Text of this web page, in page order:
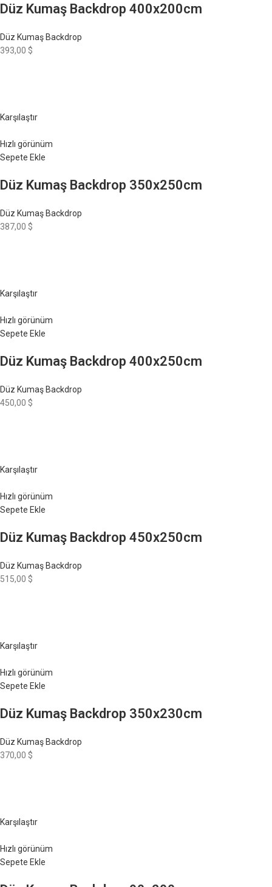
Düz Kumaş Backdrop 400x200cm
Düz Kumaş Backdrop
393,00 $
Karşılaştır
Hızlı görünüm
Sepete Ekle
Düz Kumaş Backdrop 350x250cm
Düz Kumaş Backdrop
387,00 $
Karşılaştır
Hızlı görünüm
Sepete Ekle
Düz Kumaş Backdrop 400x250cm
Düz Kumaş Backdrop
450,00 $
Karşılaştır
Hızlı görünüm
Sepete Ekle
Düz Kumaş Backdrop 450x250cm
Düz Kumaş Backdrop
515,00 $
Karşılaştır
Hızlı görünüm
Sepete Ekle
Düz Kumaş Backdrop 350x230cm
Düz Kumaş Backdrop
370,00 $
Karşılaştır
Hızlı görünüm
Sepete Ekle